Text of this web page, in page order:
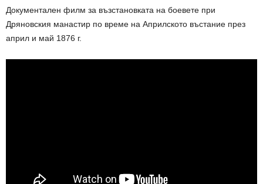
Документален филм за възстановката на боевете при
Дряновския манастир по време на Априлското въстание през
април и май 1876 г.